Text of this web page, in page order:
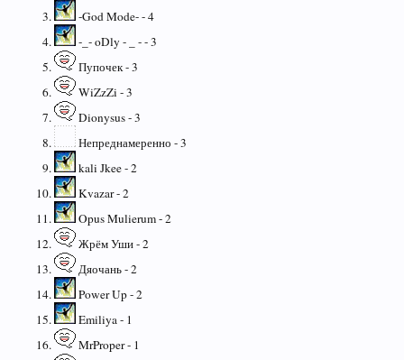
-God Mode- - 4
-_- oDly - _ - - 3
Пупочек - 3
WiZzZi - 3
Dionysus - 3
Непреднамеренно - 3
kali Jkee - 2
Kvazar - 2
Opus Mulierum - 2
Жрём Уши - 2
Дяочань - 2
Power Up - 2
Emiliya - 1
MrProper - 1